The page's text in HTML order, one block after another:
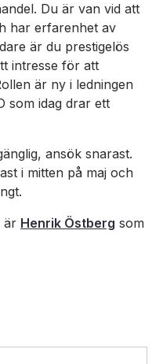
Du är van vid att
har erfarenhet av
är du prestigelös
intresse för att
är ny i ledningen
som idag drar ett
ansök snarast.
i mitten på maj och
är Henrik Östberg som